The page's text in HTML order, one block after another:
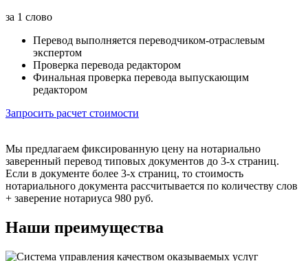
за 1 слово
Перевод выполняется переводчиком-отраслевым
экспертом
Проверка перевода редактором
Финальная проверка перевода выпускающим
редактором
Запросить расчет стоимости
Мы предлагаем фиксированную цену на нотариально
заверенный перевод типовых документов до 3-х страниц.
Если в документе более 3-х страниц, то стоимость
нотариального документа рассчитывается по количеству слов
+ заверение нотариуса 980 руб.
Наши преимущества